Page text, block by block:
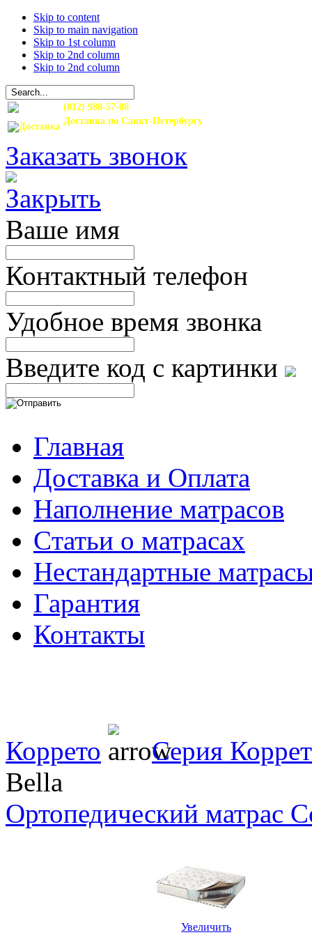
Skip to content
Skip to main navigation
Skip to 1st column
Skip to 2nd column
Skip to 2nd column
(812) 980-57-08
Доставка по Санкт-Петербургу
Заказать звонок
Ваше имя
Контактный телефон
Удобное время звонка
Введите код с картинки
Главная
Доставка и Оплата
Наполнение матрасов
Cтатьи о матрасах
Нестандартные
Гарантия
Контакты
Коррето
Серия
Bella
Ортопедический матрас
Увеличить